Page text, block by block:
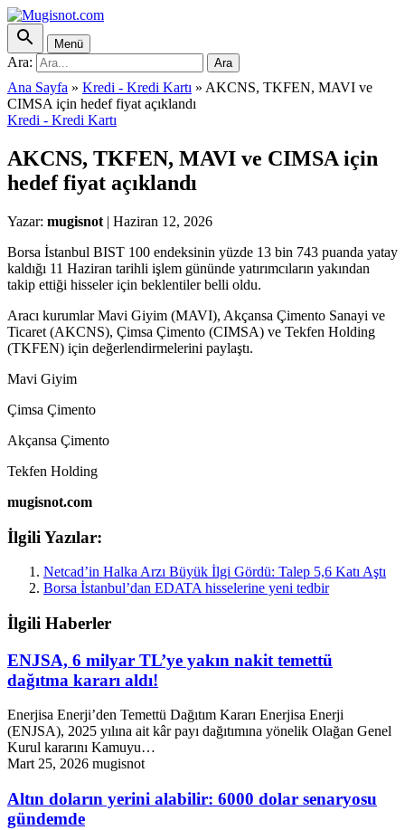
Menü
Ara: Ara
Ana Sayfa » Kredi - Kredi Kartı » AKCNS, TKFEN, MAVI ve
CIMSA için hedef fiyat açıklandı
Kredi - Kredi Kartı
AKCNS, TKFEN, MAVI ve CIMSA için
hedef fiyat açıklandı
Yazar: mugisnot | Haziran 12, 2026
Borsa İstanbul BIST 100 endeksinin yüzde 13 bin 743 puanda yatay
kaldığı 11 Haziran tarihli işlem gününde yatırımcıların yakından
takip ettiği hisseler için beklentiler belli oldu.
Aracı kurumlar Mavi Giyim (MAVI), Akçansa Çimento Sanayi ve
Ticaret (AKCNS), Çimsa Çimento (CIMSA) ve Tekfen Holding
(TKFEN) için değerlendirmelerini paylaştı.
Mavi Giyim
Çimsa Çimento
Akçansa Çimento
Tekfen Holding
mugisnot.com
İlgili Yazılar:
Netcad’in Halka Arzı Büyük İlgi Gördü: Talep 5,6 Katı Aştı
Borsa İstanbul’dan EDATA hisselerine yeni tedbir
İlgili Haberler
ENJSA, 6 milyar TL’ye yakın nakit temettü
dağıtma kararı aldı!
Enerjisa Enerji’den Temettü Dağıtım Kararı Enerjisa Enerji
(ENJSA), 2025 yılına ait kâr payı dağıtımına yönelik Olağan Genel
Kurul kararını Kamuyu…
Mart 25, 2026 mugisnot
Altın doların yerini alabilir: 6000 dolar senaryosu
gündemde